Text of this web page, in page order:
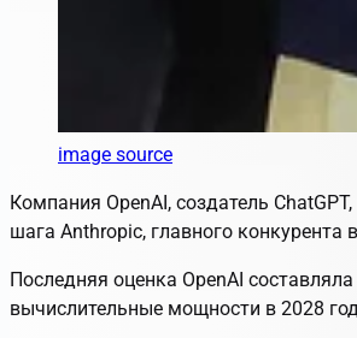
image source
Компания OpenAI, создатель
шага Anthropic, главного конкурента
Последняя оценка OpenAI
вычислительные мощности в 2028